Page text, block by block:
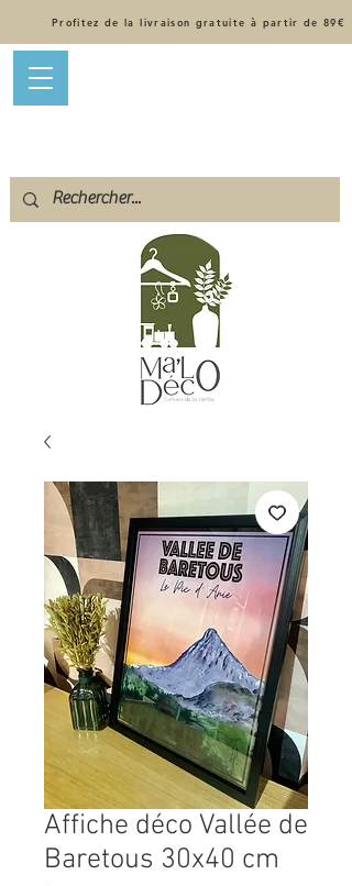
Profitez de la livraison gratuite à partir de 89€
Affiche déco Vallée de
Baretous 30x40 cm